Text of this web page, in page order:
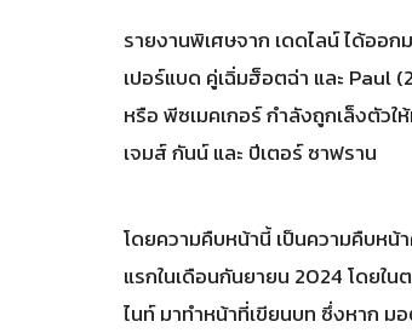
รายงานพิเศษจาก เดดไลน์ ได้ออ
เปอร์แบด คู่เฉิ่มฮ็อตฉ่า และ Paul
หรือ พีซเมคเกอร์ กำลังถูกเล็งตัว
เจมส์ กันน์ และ ปีเตอร์ ซาฟราน
โดยความคืบหน้านี้ เป็นความคืบห
แรกในเดือนกันยายน 2024 โดยใ
ไนท์ มาทำหน้าที่เขียนบท ซึ่งหาก